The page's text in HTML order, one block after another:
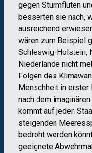
gegen Sturmfluten
besserten sie nach,
ausreichend
wären zum Beispiel
Schleswig-Holstein,
Niederlande nicht
Folgen des
Menschheit in
nach dem
kommt auf jeden
steigenden
bedroht werden
geeignete